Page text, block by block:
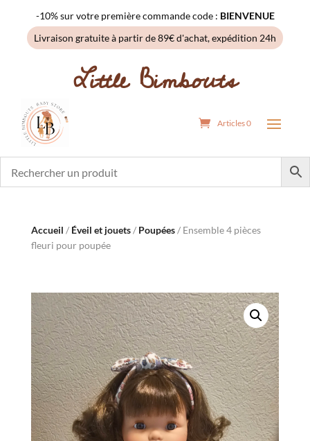
-10% sur votre première commande code : BIENVENUE
Livraison gratuite à partir de 89€ d'achat, expédition 24h
Little Bimbouts
Articles 0
Accueil / Éveil et jouets/ Poupées/ Ensemble 4 pièces
fleuri pour poupée